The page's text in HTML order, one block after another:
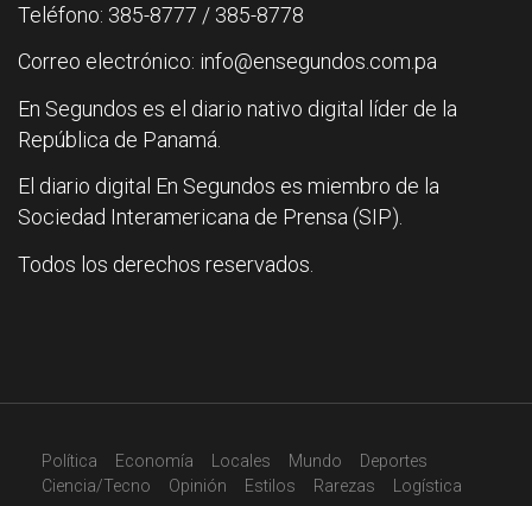
Teléfono: 385-8777 / 385-8778
Correo electrónico: info@ensegundos.com.pa
En Segundos es el diario nativo digital líder de la
República de Panamá.
El diario digital En Segundos es miembro de la
Sociedad Interamericana de Prensa (SIP).
Todos los derechos reservados.
Política Economía Locales Mundo
Deportes
Ciencia/Tecno
Opinión Estilos Rarezas Logística